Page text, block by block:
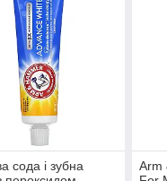
сода і зубна
Arm